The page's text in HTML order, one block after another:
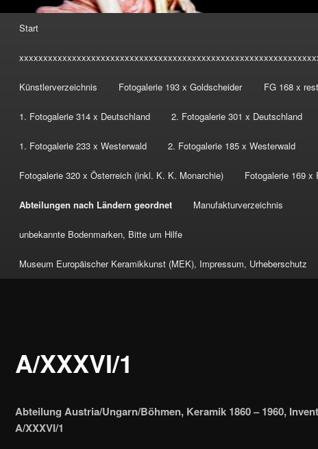
Start
Künstlerverzeichnis Fotogalerie 193 x Goldscheider FG 168 x
1. Fotogalerie 314 x Deutschland 2. Fotogalerie 301 x Deutschland
1. Fotogalerie 233 x Westerwald 2. Fotogalerie 185 x Westerwald
Fotogalerie 320 x Österreich (inkl. K. K. Monarchie) Fotogalerie 169 x
Abteilungen nach Ländern geordnet Manufakturverzeichnis
unbekannte Bodenmarken, Bitte um Hilfe
Museum Europäischer Keramikkunst (MEK), Impressum, Urheberschutz
A/XXXVI/1
Abteilung Austria/Ungarn/Böhmen, Keramik 1860 – 1960,
A/XXXVI/1